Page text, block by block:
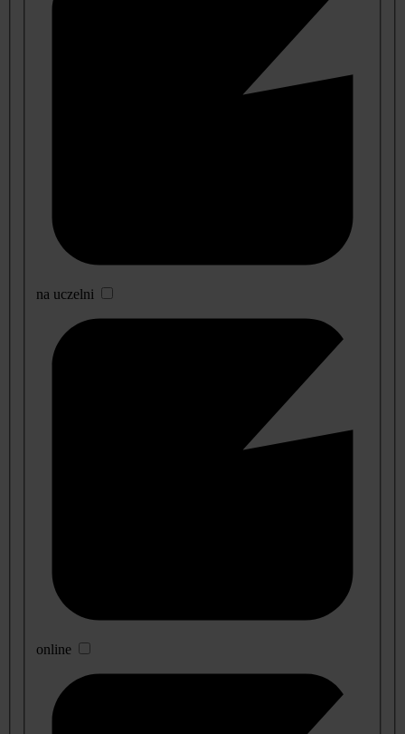
na uczelni
online